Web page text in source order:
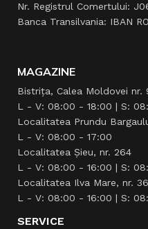
Nr. Registrul Comertului:
Banca Transilvania: IBAN
MAGAZINE
Bistrița, Calea Moldovei nr.
L - V: 08:00 - 18:00 | S:
Localitatea Prundu
L - V: 08:00 - 17:00
Localitatea Şieu, nr. 264
L - V: 08:00 - 16:00 | S:
Localitatea Ilva Mare, nr.
L - V: 08:00 - 16:00 | S:
SERVICE